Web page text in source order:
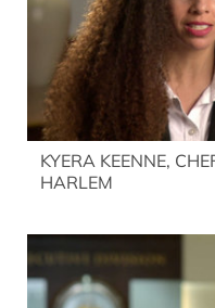
KYERA KEENNE,
HARLEM